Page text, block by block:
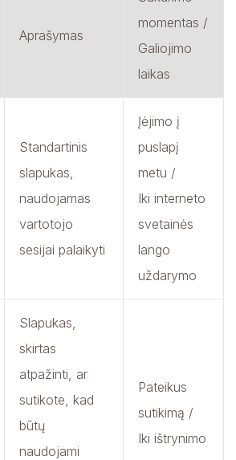
Aprašymas
momentas /
Galiojimo
laikas
Standartinis
slapukas,
naudojamas
vartotojo
sesijai palaikyti
Įėjimo į
puslapį
metu /
Iki interneto
svetainės
lango
uždarymo
Slapukas,
skirtas
atpažinti, ar
sutikote, kad
būtų
naudojami
Pateikus
sutikimą /
Iki ištrynimo